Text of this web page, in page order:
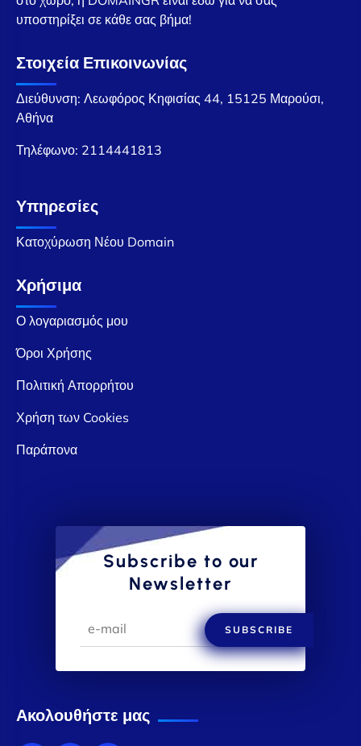
υποστηρίξει σε κάθε σας βήμα!
Στοιχεία Επικοινωνίας
Διεύθυνση: Λεωφόρος Κηφισίας 44, 15125 Μαρούσι,
Αθήνα
Τηλέφωνο: 2114441813
Υπηρεσίες
Κατοχύρωση Νέου Domain
Χρήσιμα
Ο λογαριασμός μου
Όροι Χρήσης
Πολιτική Απορρήτου
Χρήση των Cookies
Παράπονα
Subscribe to our
Newsletter
SUBSCRIBE
Ακολουθήστε μας